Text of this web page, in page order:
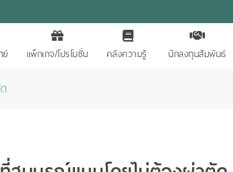
แพ็กเกจ/โปรโมชั่น คลังความรู้ นักลงทุนสัมพันธ์